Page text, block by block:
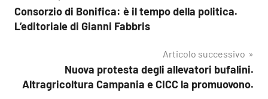
articoli
Consorzio di Bonifica: è il tempo della politica.
L’editoriale di Gianni Fabbris
Articolo successivo
Nuova protesta degli allevatori bufalini.
Altragricoltura Campania e CICC la promuovono.